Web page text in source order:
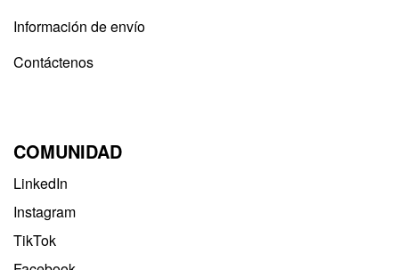
Información de envío
Contáctenos
COMUNIDAD
LinkedIn
Instagram
TikTok